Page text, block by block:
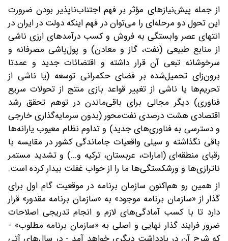
از جمله پیش‌نیازهای مؤثر بر فهم اجتناب‌ناپذیر بودن ضرورت
این تحول دو مرحله‌ای را می‌توان در فهم اینکه دولت در ایران در
انتهای عصر وابستگی به فروش و کسب درآمدهای ارزی ناشی
از منابع طبیعی (نفت، گاز و معادن) و پول‌پاشی مصرفانه و
سرخوشانه تبعی آن قرار داشته و اقتضائات جدید و عمدتا
برون‌زای تحمیل‌شده بر فضای حکمرانی توسعه (یا ناشی از
تحریم‌ها یا ناشی از تغییر قواعد بازی منتج از تحولات سریع
فناوری) دیگر مجالی برای باقی‌ماندن در توهم تحقق رشد
اقتصادی هشت درصدی نفت‌محور (بدون سرمایه‌گذاری خارجی
و دسترسی به فناوری‌های جدید) و تداوم نظام معیوب یارانه‌ها
باقی نگذاشته و سیلی واقعیات جاماندگی کشور در مقایسه با
رقبای منطقه‌ای (امارات، عربستان، ترکیه و...) و تشدید مستمر
ناترازی‌ها و ورشکستگی‌ها ما را از خواب غفلت بیدار کرده است.
از همین رو هم‌اکنون سازمان برنامه در موقعیت گام اول برای
گذار از «سازمان برنامه موجود» به «سازمان برنامه مقدور» قرار
دارد تا با کسب آمادگی‌های لازم و انجام تدریجی اصلاحات
ضرور فرایند گذار نهایی و اصلی به «سازمان برنامه مطلوب» -